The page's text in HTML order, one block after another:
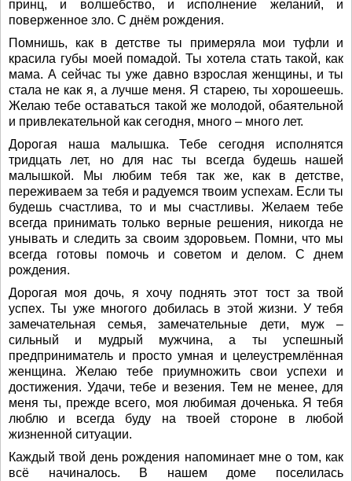
принц, и волшебство, и исполнение желаний, и
поверженное зло. С днём рождения.
Помнишь, как в детстве ты примеряла мои туфли и
красила губы моей помадой. Ты хотела стать такой, как
мама. А сейчас ты уже давно взрослая женщины, и ты
стала не как я, а лучше меня. Я старею, ты хорошеешь.
Желаю тебе оставаться такой же молодой, обаятельной
и привлекательной как сегодня, много – много лет.
Дорогая наша малышка. Тебе сегодня исполнятся
тридцать лет, но для нас ты всегда будешь нашей
малышкой. Мы любим тебя так же, как в детстве,
переживаем за тебя и радуемся твоим успехам. Если ты
будешь счастлива, то и мы счастливы. Желаем тебе
всегда принимать только верные решения, никогда не
унывать и следить за своим здоровьем. Помни, что мы
всегда готовы помочь и советом и делом. С днем
рождения.
Дорогая моя дочь, я хочу поднять этот тост за твой
успех. Ты уже многого добилась в этой жизни. У тебя
замечательная семья, замечательные дети, муж –
сильный и мудрый мужчина, а ты успешный
предприниматель и просто умная и целеустремлённая
женщина. Желаю тебе приумножить свои успехи и
достижения. Удачи, тебе и везения. Тем не менее, для
меня ты, прежде всего, моя любимая доченька. Я тебя
люблю и всегда буду на твоей стороне в любой
жизненной ситуации.
Каждый твой день рождения напоминает мне о том, как
всё начиналось. В нашем доме поселилась